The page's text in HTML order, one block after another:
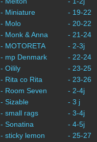
- Miniature
- Molo
- Monk & Anna
- MOTORETA
- mp Denmark
- Oilily
- Rita co Rita
- Room Seven
- Sizable
- small rags
- Sonatina
- sticky lemon
- 19-22
- 20-22
- 21-24
- 2-3j
- 22-24
- 23-25
- 23-26
- 2-4j
- 3 j
- 3-4j
- 4-5j
- 25-27